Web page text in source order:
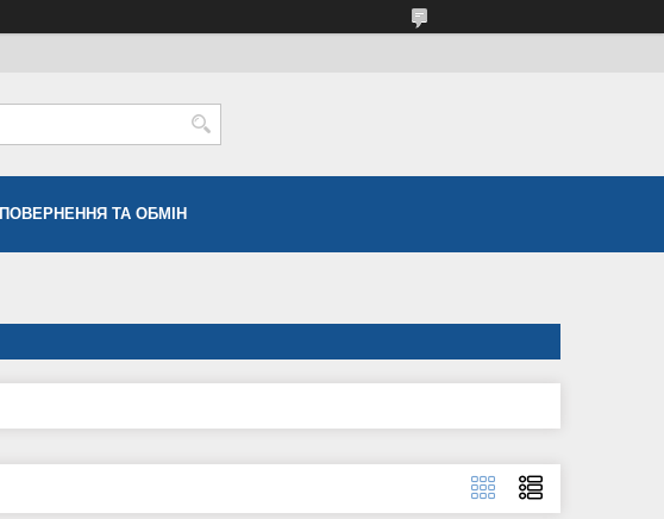
ПОВЕРНЕННЯ ТА ОБМІН